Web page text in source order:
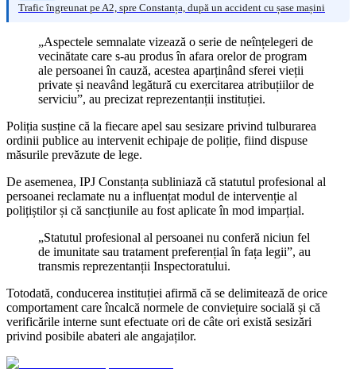
Trafic îngreunat pe A2, spre Constanța, după un accident cu șase mașini
„Aspectele semnalate vizează o serie de neînțelegeri de
vecinătate care s-au produs în afara orelor de program
ale persoanei în cauză, acestea aparținând sferei vieții
private și neavând legătură cu exercitarea atribuțiilor de
serviciu”, au precizat reprezentanții instituției.
Poliția susține că la fiecare apel sau sesizare privind tulburarea
ordinii publice au intervenit echipaje de poliție, fiind dispuse
măsurile prevăzute de lege.
De asemenea, IPJ Constanța subliniază că statutul profesional al
persoanei reclamate nu a influențat modul de intervenție al
polițiștilor și că sancțiunile au fost aplicate în mod imparțial.
„Statutul profesional al persoanei nu conferă niciun fel
de imunitate sau tratament preferențial în fața legii”, au
transmis reprezentanții Inspectoratului.
Totodată, conducerea instituției afirmă că se delimitează de orice
comportament care încalcă normele de conviețuire socială și că
verificările interne sunt efectuate ori de câte ori există sesizări
privind posibile abateri ale angajaților.